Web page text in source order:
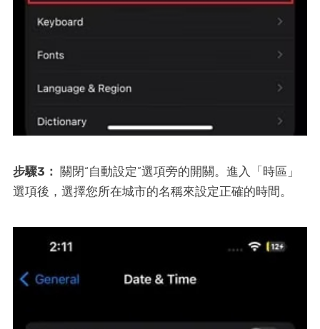
步驟3： 關閉“自動設定”選項旁的開關。進入「時區」
選項後，選擇您所在城市的名稱來設定正確的時間。